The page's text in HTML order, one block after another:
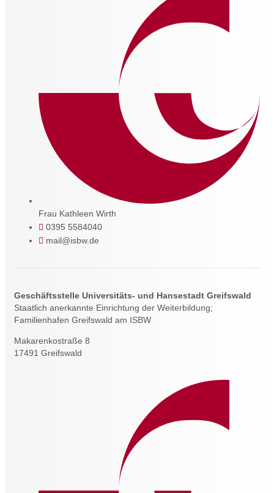
Frau Kathleen Wirth
0395 5584040
mail@isbw.de
Geschäftsstelle Universitäts- und Hansestadt Greifswald
Staatlich anerkannte Einrichtung der Weiterbildung;
Familienhafen Greifswald am ISBW
Makarenkostraße 8
17491 Greifswald